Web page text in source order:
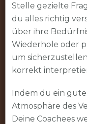
Stelle gezielte
du alles richtig
über ihre
Wiederhole oder
um
korrekt
Indem du ein
Atmosphäre des
Deine Coachees